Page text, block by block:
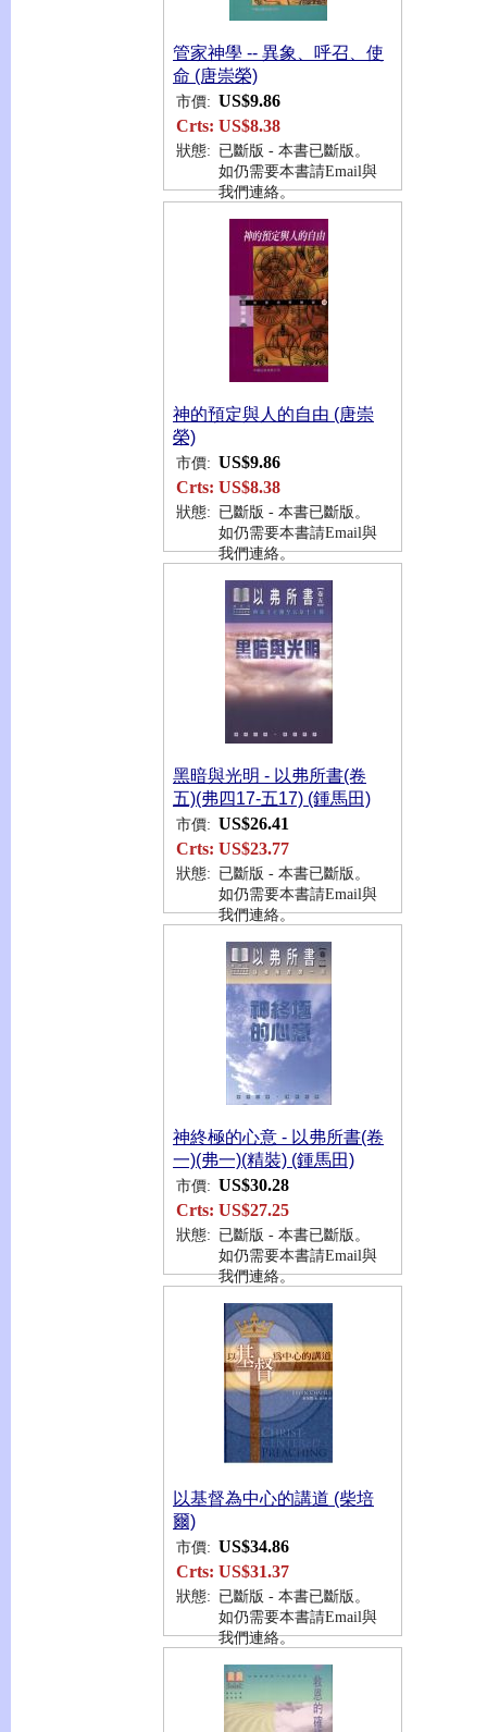
管家神學 -- 異象、呼召、使
命 (唐崇榮)
市價: US$9.86
Crts: US$8.38
狀態: 已斷版 - 本書已斷版。
如仍需要本書請Email與
我們連絡。
神的預定與人的自由 (唐崇
榮)
市價: US$9.86
Crts: US$8.38
狀態: 已斷版 - 本書已斷版。
如仍需要本書請Email與
我們連絡。
黑暗與光明 - 以弗所書(卷
五)(弗四17-五17) (鍾馬田)
市價: US$26.41
Crts: US$23.77
狀態: 已斷版 - 本書已斷版。
如仍需要本書請Email與
我們連絡。
神終極的心意 - 以弗所書(卷
一)(弗一)(精裝) (鍾馬田)
市價: US$30.28
Crts: US$27.25
狀態: 已斷版 - 本書已斷版。
如仍需要本書請Email與
我們連絡。
以基督為中心的講道 (柴培
爾)
市價: US$34.86
Crts: US$31.37
狀態: 已斷版 - 本書已斷版。
如仍需要本書請Email與
我們連絡。